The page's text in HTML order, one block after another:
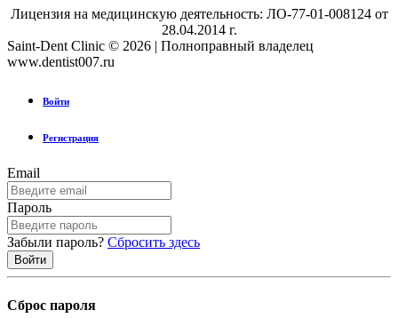
Лицензия на медицинскую деятельность: ЛО-77-01-008124 от
28.04.2014 г.
Saint-Dent Clinic © 2026 | Полноправный владелец
www.dentist007.ru
Войти
Регистрация
Email
Пароль
Забыли пароль? Сбросить здесь
Сброс пароля